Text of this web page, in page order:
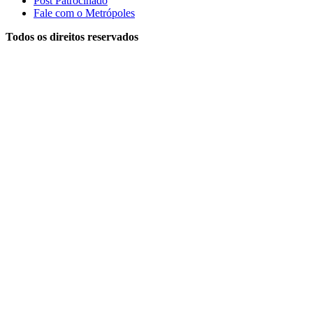
Fale com o Metrópoles
Todos os direitos reservados